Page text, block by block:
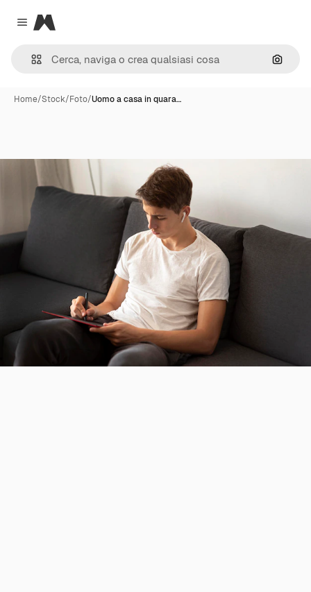
Close menu
Magnific
Cerca
Home/Stock/Foto/Uomo a casa in quara…